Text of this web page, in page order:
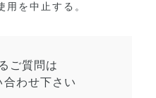
を中止する。
ご質問は
合わせ下さい